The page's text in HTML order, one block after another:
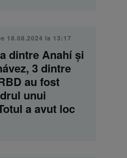
18.08.2024 la 13:17
dintre Anahí și
3 dintre
au fost
unui
a avut loc